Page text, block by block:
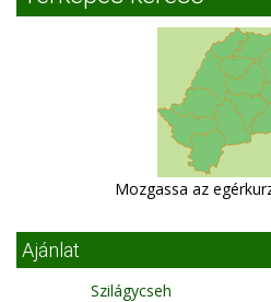
Mozgassa az
Ajánlat
Szilágycseh